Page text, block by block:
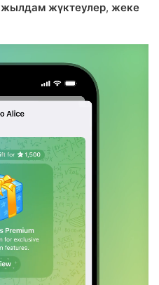
жылдам жүктеулер, жеке